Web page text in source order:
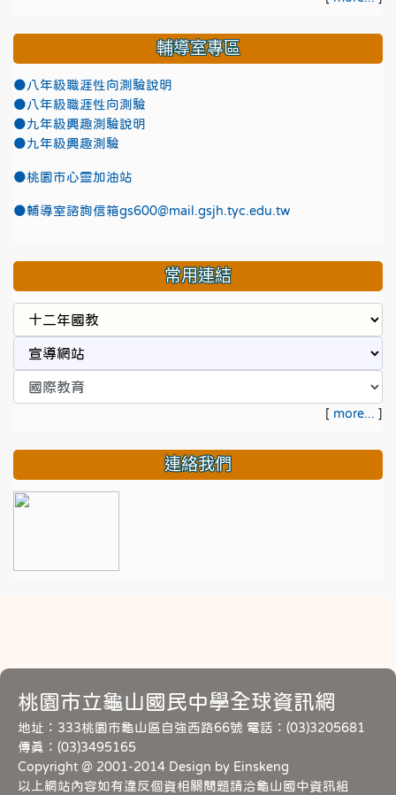
輔導室專區
●八年級職涯性向測驗說明
●八年級職涯性向測驗
●九年級興趣測驗說明
●九年級興趣測驗
●桃園市心靈加油站
●輔導室諮詢信箱gs600@mail.gsjh.tyc.edu.tw
常用連結
[ more... ]
連絡我們
桃園市立龜山國民中學全球資訊網
地址：333桃園市龜山區自強西路66號 電話：(03)3205681
傳真：(03)3495165
Copyright @ 2001-2014 Design by Einskeng
以上網站內容如有違反個資相關問題請洽龜山國中資訊組